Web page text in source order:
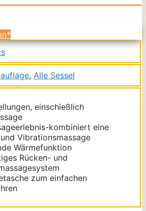
, Alle Sessel
einschießlich
kombiniert eine
Vibrationsmassage
Wärmefunktion
Rücken- und
zum einfachen